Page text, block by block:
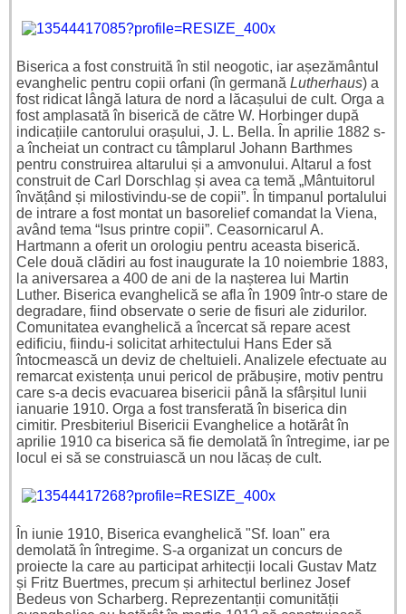
Biserica a fost construită în stil neogotic, iar așezământul
evanghelic pentru copii orfani (în germană Lutherhaus) a
fost ridicat lângă latura de nord a lăcașului de cult. Orga a
fost amplasată în biserică de către W. Horbinger după
indicațiile cantorului orașului, J. L. Bella. În aprilie 1882 s-
a încheiat un contract cu tâmplarul Johann Barthmes
pentru construirea altarului și a amvonului. Altarul a fost
construit de Carl Dorschlag și avea ca temă „Mântuitorul
învățând și milostivindu-se de copii”. În timpanul portalului
de intrare a fost montat un basorelief comandat la Viena,
având tema “Isus printre copii”. Ceasornicarul A.
Hartmann a oferit un orologiu pentru aceasta biserică.
Cele două clădiri au fost inaugurate la 10 noiembrie 1883,
la aniversarea a 400 de ani de la nașterea lui Martin
Luther. Biserica evanghelică se afla în 1909 într-o stare de
degradare, fiind observate o serie de fisuri ale zidurilor.
Comunitatea evanghelică a încercat să repare acest
edificiu, fiindu-i solicitat arhitectului Hans Eder să
întocmească un deviz de cheltuieli. Analizele efectuate au
remarcat existența unui pericol de prăbușire, motiv pentru
care s-a decis evacuarea bisericii până la sfârșitul lunii
ianuarie 1910. Orga a fost transferată în biserica din
cimitir. Presbiteriul Bisericii Evanghelice a hotărât în
aprilie 1910 ca biserica să fie demolată în întregime, iar pe
locul ei să se construiască un nou lăcaș de cult.
În iunie 1910, Biserica evanghelică "Sf. Ioan" era
demolată în întregime. S-a organizat un concurs de
proiecte la care au participat arhitecții locali Gustav Matz
și Fritz Buertmes, precum și arhitectul berlinez Josef
Bedeus von Scharberg. Reprezentanții comunității